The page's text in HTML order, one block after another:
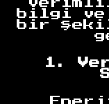
bilgi ve
bir
1.